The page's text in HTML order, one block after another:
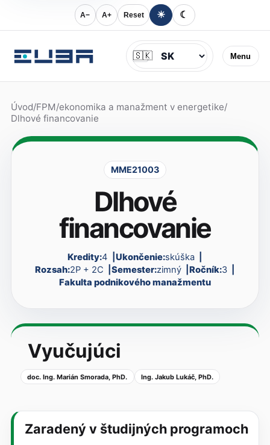
A− A+ Reset ☀ ☾
Menu
Jazyk
🇸🇰
Úvod/FPM/ekonomika a manažment v energetike/
Dlhové financovanie
MME21003
Dlhové
financovanie
Kredity:4 Ukončenie:skúška
Rozsah:2P + 2C Semester:zimný Ročník:3
Fakulta podnikového manažmentu
Vyučujúci
doc. Ing. Marián Smorada, PhD. Ing. Jakub Lukáč, PhD.
Zaradený v študijných programoch